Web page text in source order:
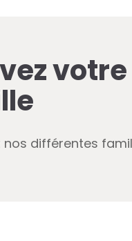
nos différentes